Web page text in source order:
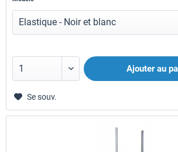
Ajouter au
Se souv.